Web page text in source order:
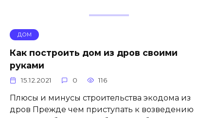
ДОМ
Как построить дом из дров своими
руками
15.12.2021 0 116
Плюсы и минусы строительства экодома из
дров Прежде чем приступать к возведению